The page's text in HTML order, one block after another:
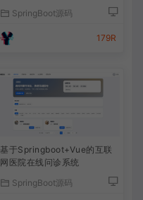
SpringBoot源码
179R
基于Springboot+Vue的互联
网医院在线问诊系统
SpringBoot源码